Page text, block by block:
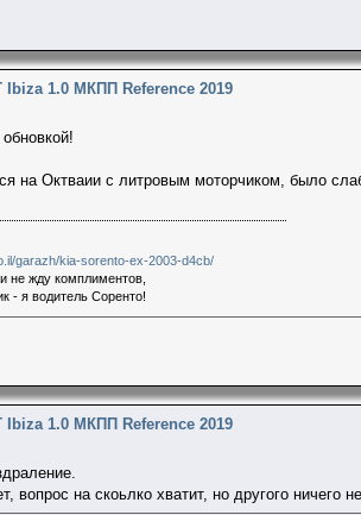
Ibiza 1.0 МКПП Reference 2019
на Октваии с литровым моторчиком, было
garazh/kia-sorento-ex-2003-d4cb/
не жду комплиментов,
- я водитель Соренто!
Ibiza 1.0 МКПП Reference 2019
вопрос на скоьлко хватит, но другого ничего